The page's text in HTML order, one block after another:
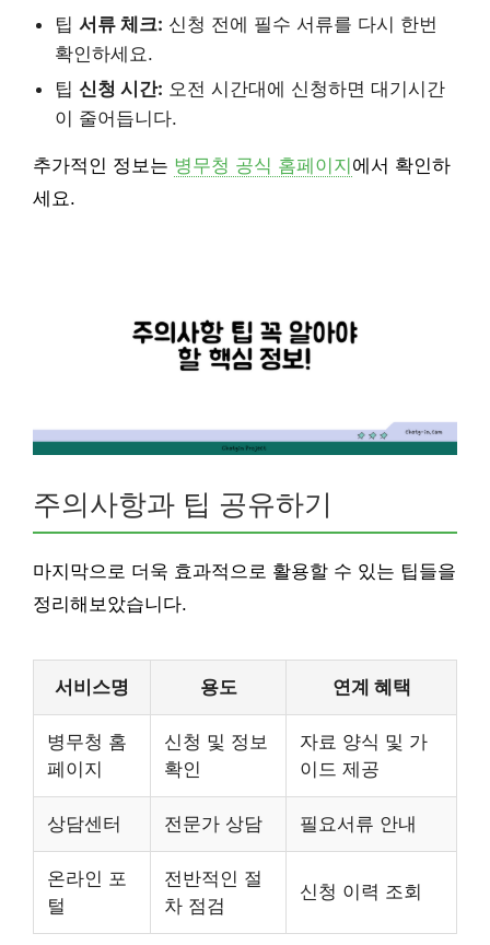
팁 서류 체크: 신청 전에 필수 서류를 다시 한번
확인하세요.
팁 신청 시간: 오전 시간대에 신청하면 대기시간
이 줄어듭니다.
추가적인 정보는 병무청 공식 홈페이지 에서 확인하
세요.
주의사항과 팁 공유하기
마지막으로 더욱 효과적으로 활용할 수 있는 팁들을
정리해보았습니다.
서비스명 용도 연계 혜택
병무청 홈
페이지
신청 및 정보
확인
자료 양식 및 가
이드 제공
상담센터 전문가 상담 필요서류 안내
온라인 포
털
전반적인 절
차 점검
신청 이력 조회